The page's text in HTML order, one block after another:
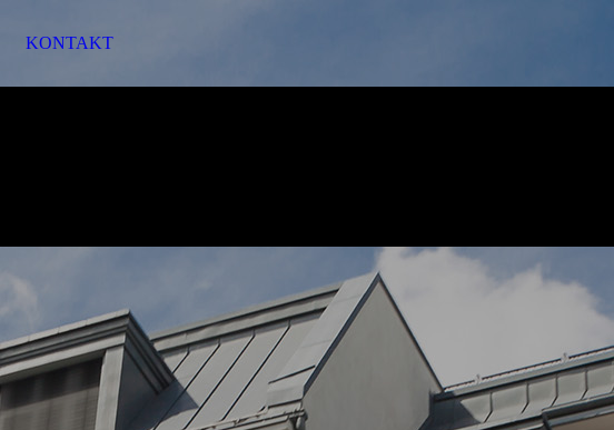
KONTAKT